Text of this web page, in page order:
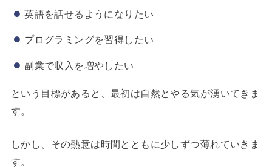
英語を話せるようになりたい
プログラミングを習得したい
副業で収入を増やしたい
という目標があると、最初は自然とやる気が湧いてきま
す。
しかし、その熱意は時間とともに少しずつ薄れていきま
す。